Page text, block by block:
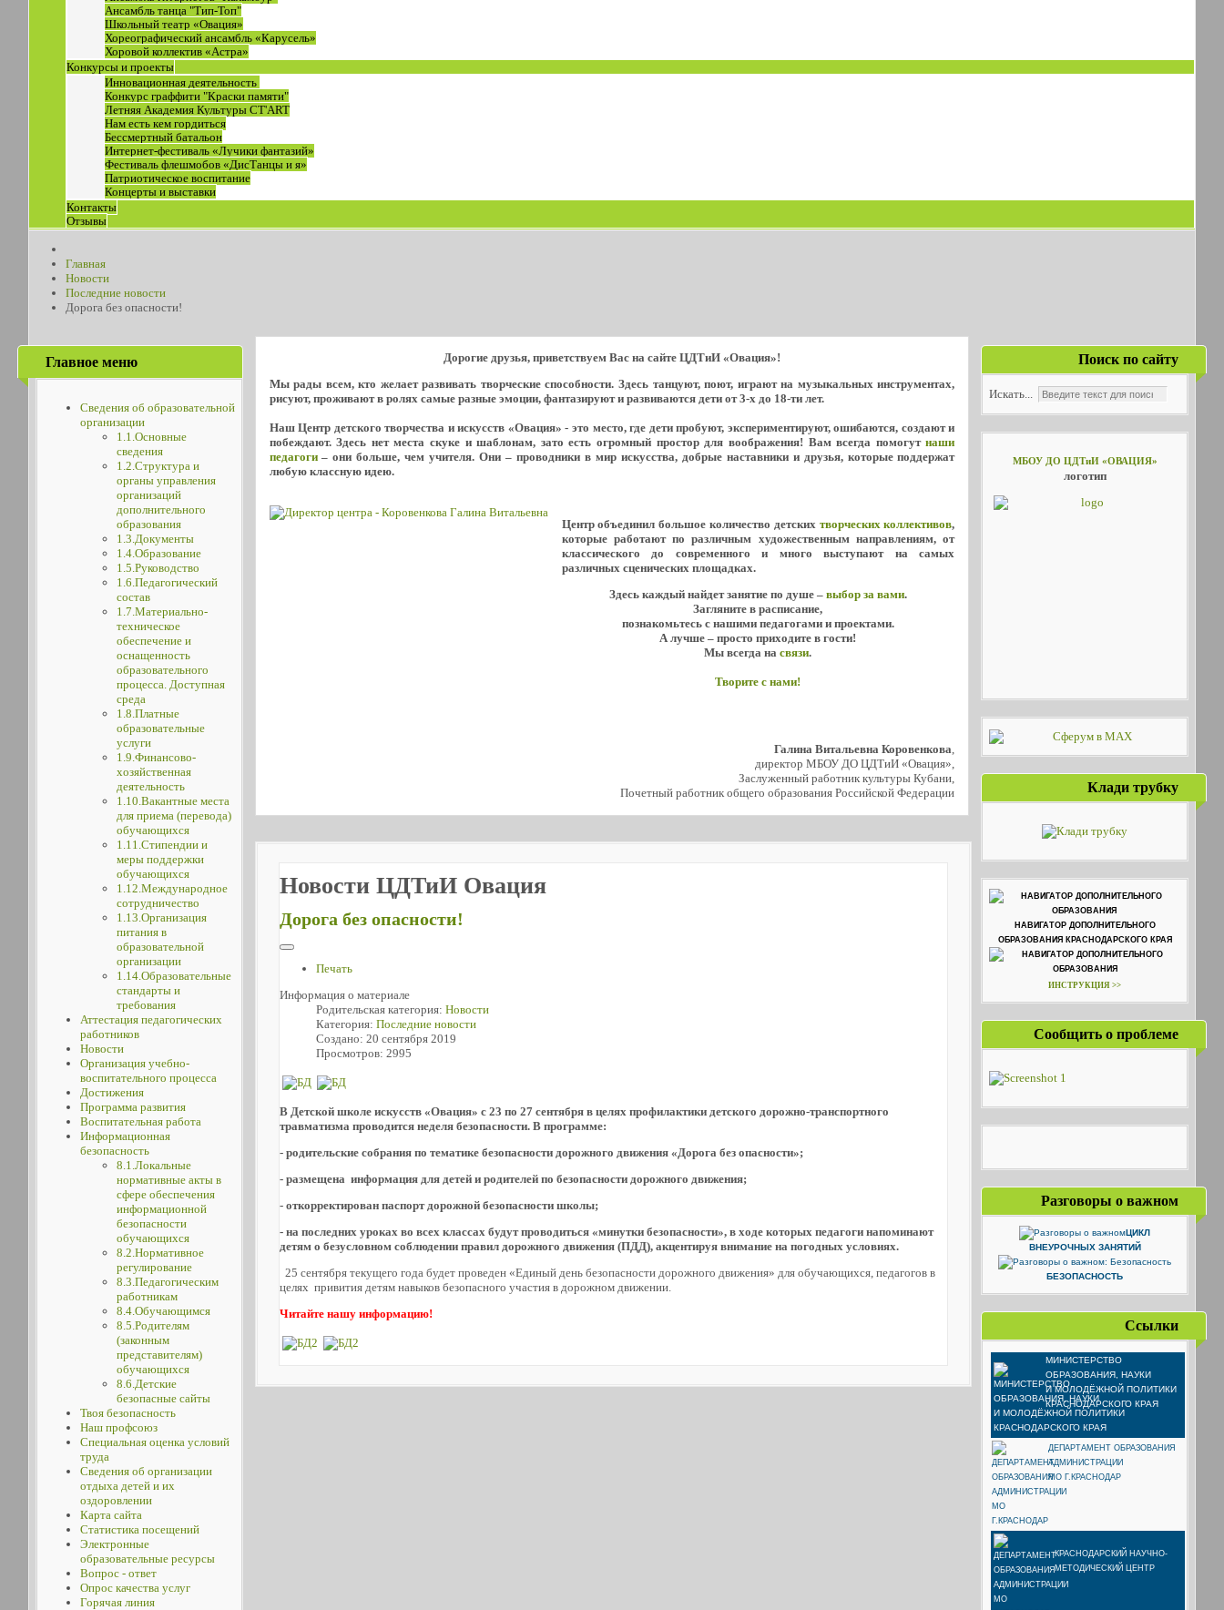
Ансамбль танца "Тип-Топ"
Школьный театр «Овация»
Хореографический ансамбль «Карусель»
Хоровой коллектив «Астра»
Конкурсы и проекты
Инновационная деятельность
Конкурс граффити "Краски памяти"
Летняя Академия Культуры СТ'ART
Нам есть кем гордиться
Бессмертный батальон
Интернет-фестиваль «Лучики фантазий»
Фестиваль флешмобов «ДисТанцы и я»
Патриотическое воспитание
Концерты и выставки
Контакты
Отзывы
Главная
Новости
Последние новости
Дорога без опасности!
Главное меню
Сведения об образовательной
организации
1.1.Основные
сведения
1.2.Структура и
органы управления
организаций
дополнительного
образования
1.3.Документы
1.4.Образование
1.5.Руководство
1.6.Педагогический
состав
1.7.Материально-
техническое
обеспечение и
оснащенность
образовательного
процесса. Доступная
среда
1.8.Платные
образовательные
услуги
1.9.Финансово-
хозяйственная
деятельность
1.10.Вакантные места
для приема (перевода)
обучающихся
1.11.Стипендии и
меры поддержки
обучающихся
1.12.Международное
сотрудничество
1.13.Организация
питания в
образовательной
организации
1.14.Образовательные
стандарты и
требования
Аттестация педагогических
работников
Новости
Организация учебно-
воспитательного процесса
Достижения
Программа развития
Воспитательная работа
Информационная
безопасность
8.1.Локальные
нормативные акты в
сфере обеспечения
информационной
безопасности
обучающихся
8.2.Нормативное
регулирование
8.3.Педагогическим
работникам
8.4.Обучающимся
8.5.Родителям
(законным
представителям)
обучающихся
8.6.Детские
безопасные сайты
Твоя безопасность
Наш профсоюз
Специальная оценка условий
труда
Сведения об организации
отдыха детей и их
оздоровлении
Карта сайта
Статистика посещений
Электронные
образовательные ресурсы
Вопрос - ответ
Опрос качества услуг
Горячая линия
Дорогие друзья, приветствуем Вас на сайте ЦДТиИ «Овация»!
Мы рады всем, кто желает развивать творческие способности. Здесь танцуют, поют, играют на музыкальных инструментах,
рисуют, проживают в ролях самые разные эмоции, фантазируют и развиваются дети от 3-х до 18-ти лет.
Наш Центр детского творчества и искусств «Овация» - это место, где дети пробуют, экспериментируют, ошибаются, создают и
побеждают. Здесь нет места скуке и шаблонам, зато есть огромный простор для воображения! Вам всегда помогутнаши
педагоги– они больше, чем учителя. Они – проводники в мир искусства, добрые наставники и друзья, которые поддержат
любую классную идею.
Центр объединил большое количество детских творческих коллективов,
которые работают по различным художественным направлениям, от
классического до современного и много выступают на самых
различных сценических площадках.
Здесь каждый найдет занятие по душе – выбор за вами.
Загляните в расписание,
познакомьтесь с нашими педагогами и проектами.
А лучше – просто приходите в гости!
Мы всегда насвязи.
Творите с нами!
Галина Витальевна Коровенкова,
директор МБОУ ДО ЦДТиИ «Овация»,
Заслуженный работник культуры Кубани,
Почетный работник общего образования Российской Федерации
Новости ЦДТиИ Овация
Дорога без опасности!
Печать
Информация о материале
Родительская категория:Новости
Категория:Последние новости
Создано: 20 сентября 2019
Просмотров: 2995
В Детской школе искусств «Овация» с 23 по 27 сентября в целях профилактики детского дорожно-транспортного
травматизма проводится неделя безопасности. В программе:
- родительские собрания по тематике безопасности дорожного движения «Дорога без опасности»;
- размещена информация для детей и родителей по безопасности дорожного движения;
- откорректирован паспорт дорожной безопасности школы;
- на последних уроках во всех классах будут проводиться «минутки безопасности», в ходе которых педагоги напоминают
детям о безусловном соблюдении правил дорожного движения (ПДД), акцентируя внимание на погодных условиях.
25 сентября текущего года будет проведен «Единый день безопасности дорожного движения» для обучающихся, педагогов в
целях привития детям навыков безопасного участия в дорожном движении.
Читайте нашу информацию!
Поиск по сайту
Искать...
МБОУ ДО ЦДТиИ «ОВАЦИЯ»
логотип
Клади трубку
НАВИГАТОР ДОПОЛНИТЕЛЬНОГО
ОБРАЗОВАНИЯ КРАСНОДАРСКОГО КРАЯ
ИНСТРУКЦИЯ >>
Сообщить о проблеме
Разговоры о важном
ЦИКЛ
ВНЕУРОЧНЫХ ЗАНЯТИЙ
БЕЗОПАСНОСТЬ
Ссылки
МИНИСТЕРСТВО
ОБРАЗОВАНИЯ, НАУКИ
И МОЛОДЁЖНОЙ ПОЛИТИКИ
КРАСНОДАРСКОГО КРАЯ
ДЕПАРТАМЕНТ ОБРАЗОВАНИЯ
АДМИНИСТРАЦИИ
МО Г.КРАСНОДАР
КРАСНОДАРСКИЙ НАУЧНО-
МЕТОДИЧЕСКИЙ ЦЕНТР